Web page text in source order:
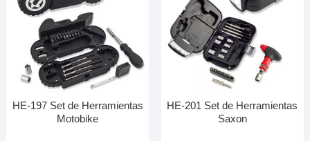
HE-197 Set de Herramientas
Motobike
HE-201 Set de Herramientas
Saxon